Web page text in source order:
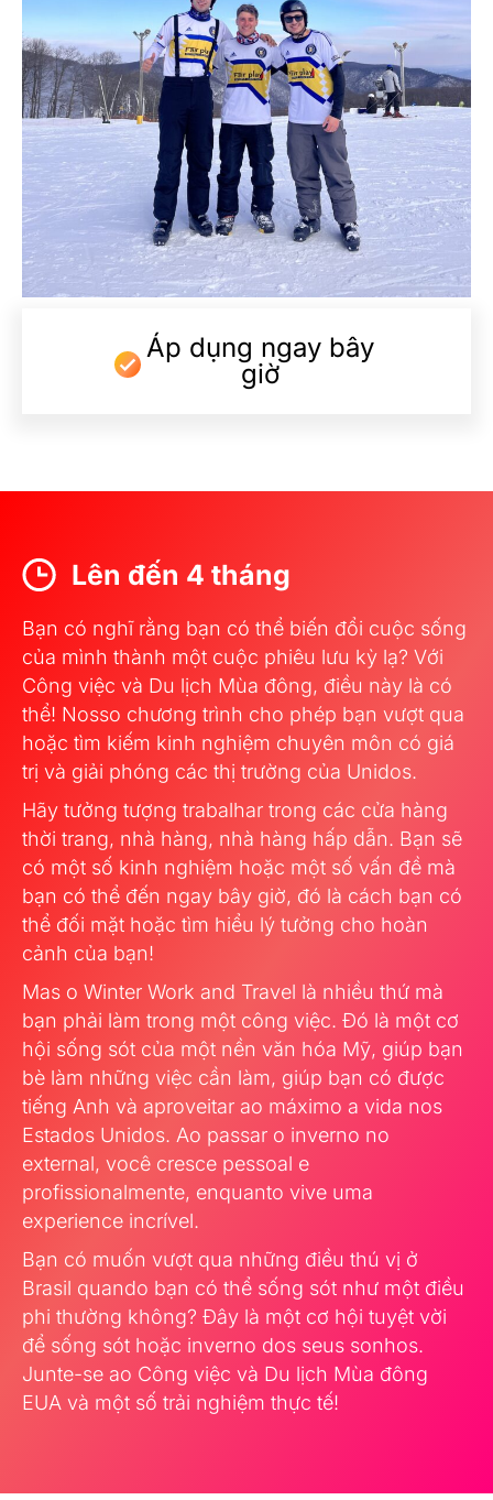
Áp dụng ngay bây
giờ
Lên đến 4 tháng
Bạn có nghĩ rằng bạn có thể biến đổi cuộc sống
của mình thành một cuộc phiêu lưu kỳ lạ? Với
Công việc và Du lịch Mùa đông, điều này là có
thể! Nosso chương trình cho phép bạn vượt qua
hoặc tìm kiếm kinh nghiệm chuyên môn có giá
trị và giải phóng các thị trường của Unidos.
Hãy tưởng tượng trabalhar trong các cửa hàng
thời trang, nhà hàng, nhà hàng hấp dẫn. Bạn sẽ
có một số kinh nghiệm hoặc một số vấn đề mà
bạn có thể đến ngay bây giờ, đó là cách bạn có
thể đối mặt hoặc tìm hiểu lý tưởng cho hoàn
cảnh của bạn!
Mas o Winter Work and Travel là nhiều thứ mà
bạn phải làm trong một công việc. Đó là một cơ
hội sống sót của một nền văn hóa Mỹ, giúp bạn
bè làm những việc cần làm, giúp bạn có được
tiếng Anh và aproveitar ao máximo a vida nos
Estados Unidos. Ao passar o inverno no
external, você cresce pessoal e
profissionalmente, enquanto vive uma
experience incrível.
Bạn có muốn vượt qua những điều thú vị ở
Brasil quando bạn có thể sống sót như một điều
phi thường không? Đây là một cơ hội tuyệt vời
để sống sót hoặc inverno dos seus sonhos.
Junte-se ao Công việc và Du lịch Mùa đông
EUA và một số trải nghiệm thực tế!